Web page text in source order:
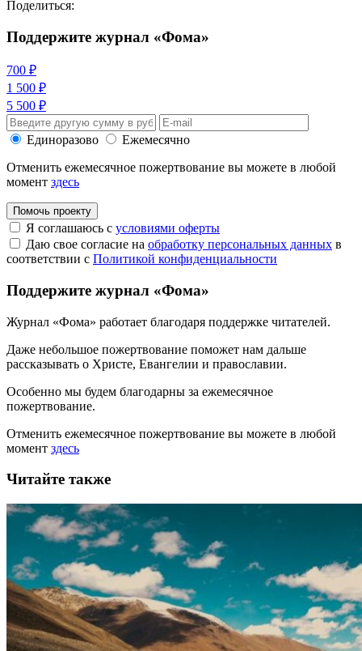
Поделиться:
Поддержите журнал «Фома»
700 ₽
1 500 ₽
5 500 ₽
Единоразово
Ежемесячно
Отменить ежемесячное пожертвование вы можете в любой
момент здесь
Помочь проекту
Я соглашаюсь с условиями оферты
Даю свое согласие на обработку персональных данных в
соответствии с Политикой конфиденциальности
Поддержите журнал «Фома»
Журнал «Фома» работает благодаря поддержке читателей.
Даже небольшое пожертвование поможет нам дальше
рассказывать о Христе, Евангелии и православии.
Особенно мы будем благодарны за ежемесячное
пожертвование.
Отменить ежемесячное пожертвование вы можете в любой
момент здесь
Читайте также